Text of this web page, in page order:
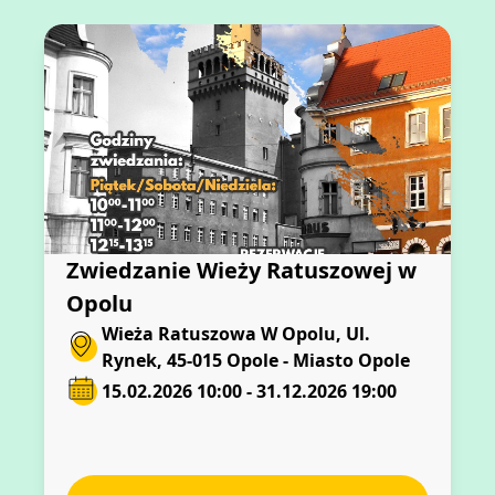
metaforyczną. Katarína Szányi Malarka
Katarína Szányi (*20. 3. 1974, Koszyce)
pracuje w Ostrawie. Studiowała w Liceum
Sztuk Stosowanych w Koszycach, a od 1992
do 1997 roku na Wydziale Sztuk Pięknych
Uniwersytetu w Ostrawie w pracowni
malarskiej Daniela Balabána. Jest związana
z grupą VY3 i od dawna rozwija program
malarski oparty na wrażliwej pracy z
kolorem, światłem i atmosferą. Jej
twórczość oscyluje między konkretnym
motywem a abstrakcyjnym, medytacyjnym
malarstwem.
Zwiedzanie Wieży Ratuszowej w
Opolu
Wieża Ratuszowa W Opolu, Ul.
Rynek, 45-015 Opole - Miasto Opole
15.02.2026 10:00 - 31.12.2026 19:00